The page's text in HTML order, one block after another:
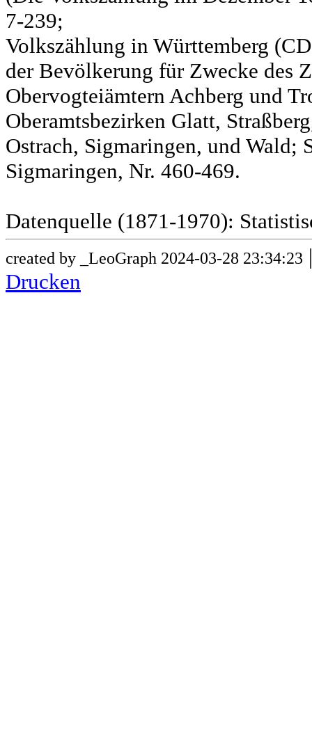
7-239;
Volkszählung in Württemberg
der Bevölkerung für Zwecke des
Obervogteiämtern Achberg und
Oberamtsbezirken Glatt,
Ostrach, Sigmaringen, und Wald;
Sigmaringen, Nr. 460-469.
Datenquelle (1871-1970):
created by _LeoGraph 2024-03-28 23:34:23
Drucken